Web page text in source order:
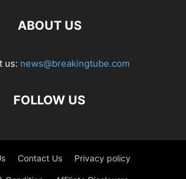
ABOUT US
us: news@breakingtube.com
FOLLOW US
Contact Us Privacy policy